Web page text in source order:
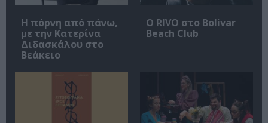
Η πόρνη από πάνω,
με την Κατερίνα
Διδασκάλου στο
Βεάκειο
Ο RIVO στο Bolivar
Beach Club